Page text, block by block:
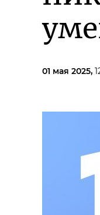
01 мая 2025,